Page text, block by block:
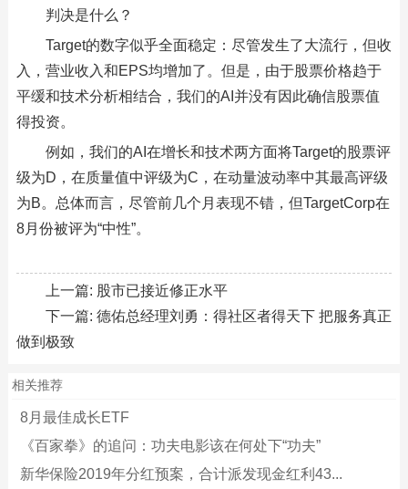
判决是什么？
Target的数字似乎全面稳定：尽管发生了大流行，但收
入，营业收入和EPS均增加了。但是，由于股票价格趋于
平缓和技术分析相结合，我们的AI并没有因此确信股票值
得投资。
例如，我们的AI在增长和技术两方面将Target的股票评
级为D，在质量值中评级为C，在动量波动率中其最高评级
为B。总体而言，尽管前几个月表现不错，但TargetCorp在
8月份被评为“中性”。
上一篇: 股市已接近修正水平
下一篇: 德佑总经理刘勇：得社区者得天下 把服务真正
做到极致
相关推荐
8月最佳成长ETF
《百家拳》的追问：功夫电影该在何处下“功夫”
新华保险2019年分红预案，合计派发现金红利43...